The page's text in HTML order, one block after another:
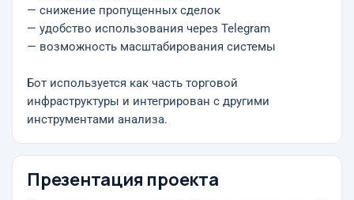
— снижение пропущенных сделок
— удобство использования через Telegram
— возможность масштабирования системы
Бот используется как часть торговой
инфраструктуры и интегрирован с другими
инструментами анализа.
Презентация проекта